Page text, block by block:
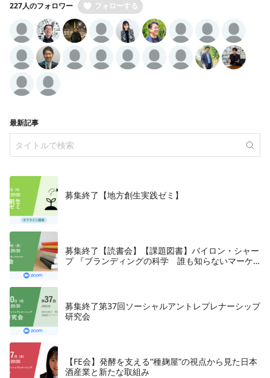
227人のフォロワー フォローする
最新記事
募集終了【地方創生実践ゼミ】
募集終了【読書会】【課題図書】バイロン・シャー
プ 『ブランディングの科学 誰も知らないマーケ
募集終了第37回ソーシャルアントレプレナーシップ
研究会
【FE会】発酵を支える“種麹屋”の視点から見た日本
酒産業と新たな取組み